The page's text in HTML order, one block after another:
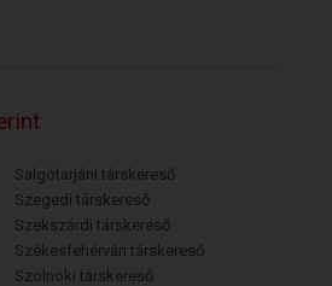
Salgótarjáni társkereső
Szegedi társkereső
Szekszárdi társkereső
Székesfehérvári társkereső
Szolnoki társkereső